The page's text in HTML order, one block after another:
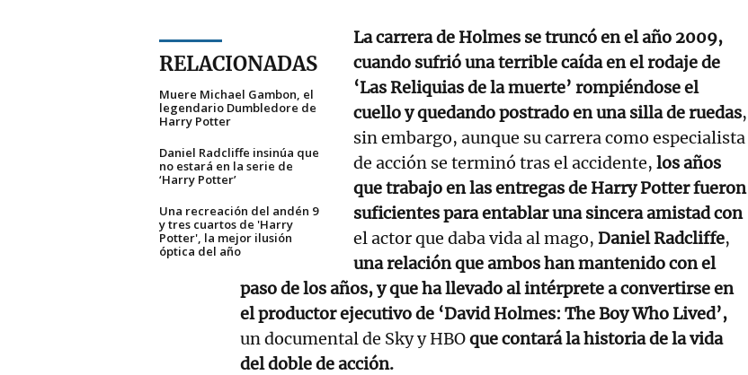
RELACIONADAS
Muere Michael Gambon, el
legendario Dumbledore de
Harry Potter
Daniel Radcliffe insinúa que
no estará en la serie de
‘Harry Potter’
Una recreación del andén 9
y tres cuartos de 'Harry
Potter', la mejor ilusión
óptica del año
La carrera de Holmes se truncó en el año 2009,
cuando sufrió una terrible caída en el rodaje de
‘Las Reliquias de la muerte’ rompiéndose el
cuello y quedando postrado en una silla de ruedas,
sin embargo, aunque su carrera como especialista
de acción se terminó tras el accidente,los años
que trabajo en las entregas de Harry Potter fueron
suficientes para entablar una sincera amistad con
el actor que daba vida al mago,Daniel Radcliffe,
una relación que ambos han mantenido con el
paso de los años, y que ha llevado al intérprete a convertirse en
el productor ejecutivo de ‘David Holmes: The Boy Who Lived’,
un documental de Sky y HBOque contará la historia de la vida
del doble de acción.